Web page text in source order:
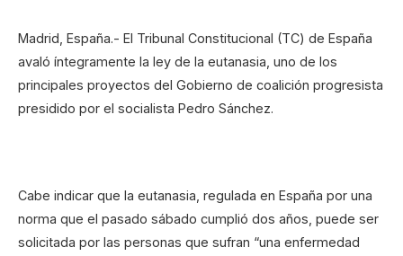
Madrid, España.- El Tribunal Constitucional (TC) de España
avaló íntegramente la ley de la eutanasia, uno de los
principales proyectos del Gobierno de coalición progresista
presidido por el socialista Pedro Sánchez.
Cabe indicar que la eutanasia, regulada en España por una
norma que el pasado sábado cumplió dos años, puede ser
solicitada por las personas que sufran “una enfermedad